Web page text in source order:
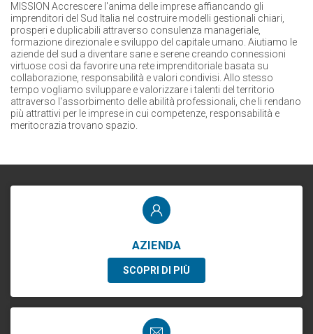
MISSION Accrescere l'anima delle imprese affiancando gli
imprenditori del Sud Italia nel costruire modelli gestionali chiari,
prosperi e duplicabili attraverso consulenza manageriale,
formazione direzionale e sviluppo del capitale umano. Aiutiamo le
aziende del sud a diventare sane e serene creando connessioni
virtuose così da favorire una rete imprenditoriale basata su
collaborazione, responsabilità e valori condivisi. Allo stesso
tempo vogliamo sviluppare e valorizzare i talenti del territorio
attraverso l'assorbimento delle abilità professionali, che li rendano
più attrattivi per le imprese in cui competenze, responsabilità e
meritocrazia trovano spazio.
AZIENDA
SCOPRI DI PIÙ